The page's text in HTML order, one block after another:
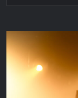
koncercie